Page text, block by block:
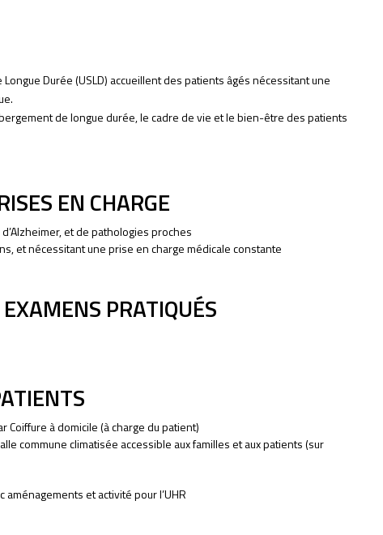
Durée (USLD) accueillent des patients âgés nécessitant une
de longue durée, le cadre de vie et le bien-être des patients
EN CHARGE
et de pathologies proches
et nécessitant une prise en charge médicale constante
PRATIQUÉS
Coiffure à domicile (à charge du patient)
commune climatisée accessible aux familles et aux patients (sur
aménagements et activité pour l’UHR